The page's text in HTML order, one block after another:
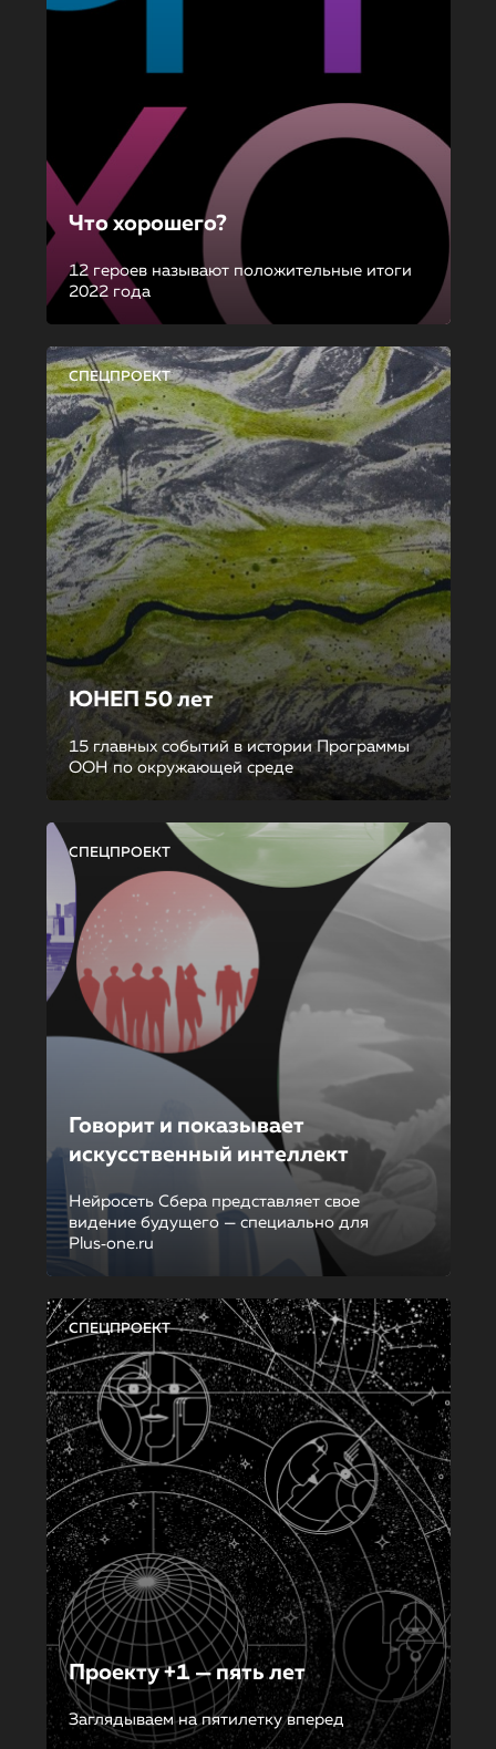
Что хорошего?
12 героев называют положительные итоги
2022 года
СПЕЦПРОЕКТ
ЮНЕП 50 лет
15 главных событий в истории Программы
ООН по окружающей среде
СПЕЦПРОЕКТ
Говорит и показывает
искусственный интеллект
Нейросеть Сбера представляет свое
видение будущего — специально для
Plus‑one.ru
СПЕЦПРОЕКТ
Проекту +1 — пять лет
Заглядываем на пятилетку вперед